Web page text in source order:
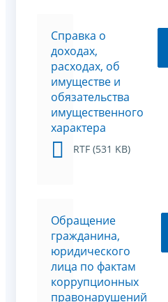
Справка о
доходах,
расходах, об
имуществе и
обязательства
имущественного
характера
RTF (531 KB)
Обращение
гражданина,
юридического
лица по фактам
коррупционных
правонарушений